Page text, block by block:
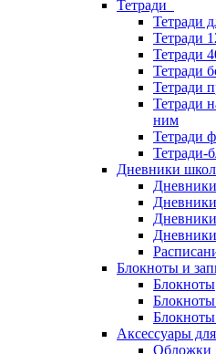
Тетради
Тетради
Тетради
Тетради
Тетради
Тетради
Тетради
ним
Тетради
Тетради-
Дневники
Блокноты и
Блокноты
Блокноты
Аксессуары
Обложки